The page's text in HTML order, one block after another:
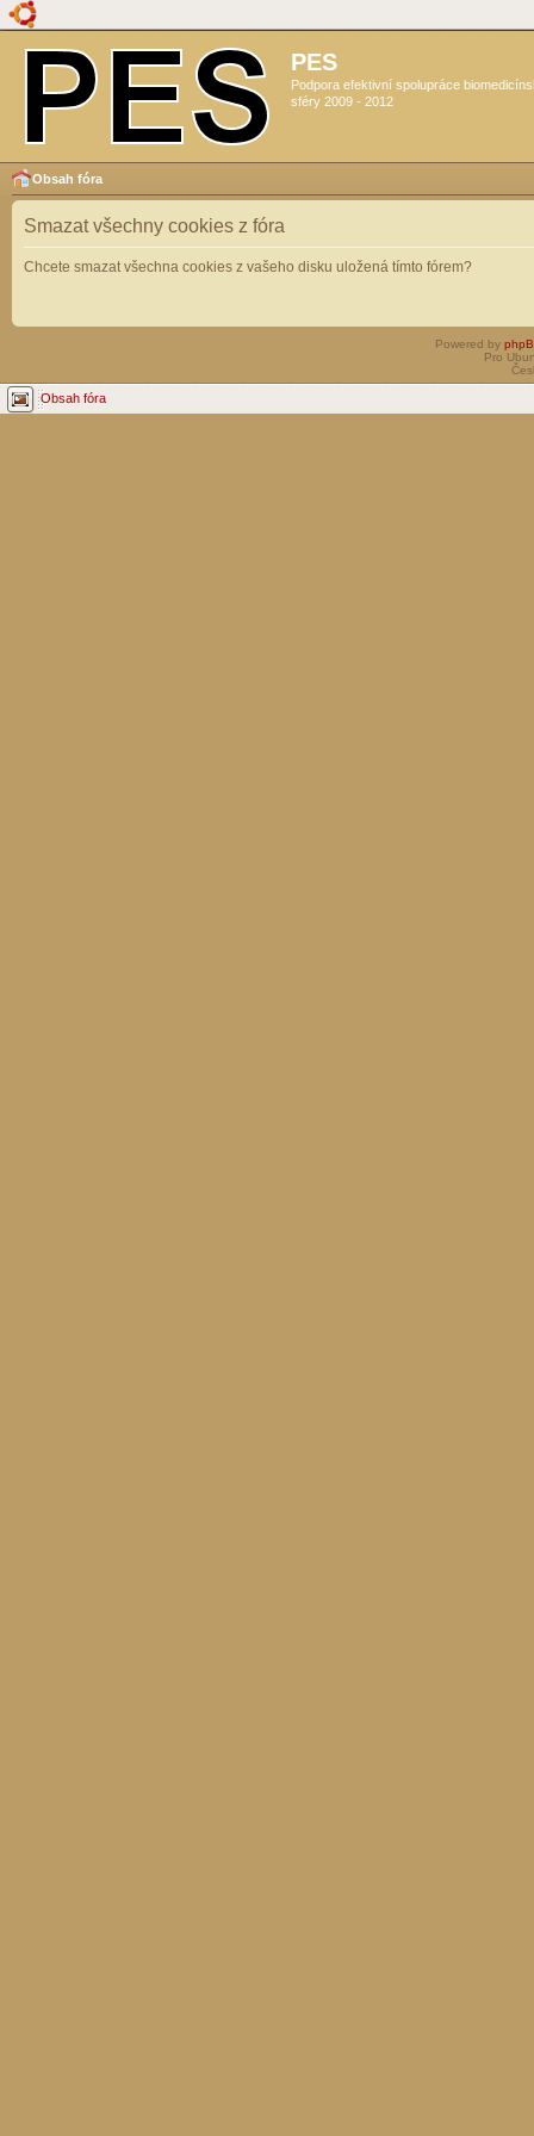
PES
Podpora efektivní spolupráce
sféry 2009 - 2012
Obsah fóra
Smazat všechny cookies z fóra
Chcete smazat všechna cookies z vašeho disku uložená tímto fórem?
Powered by
Pro
Obsah fóra